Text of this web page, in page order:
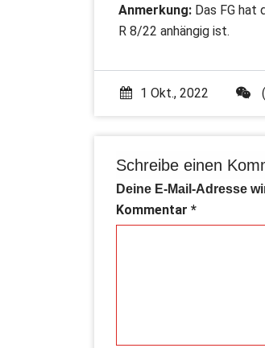
Anmerkung: Das FG hat
R 8/22 anhängig ist.
1 Okt., 2022
Schreibe einen
Deine E-Mail-Adresse
Kommentar *